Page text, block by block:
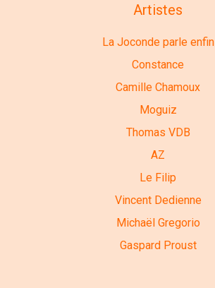
Artistes
La Joconde parle enfin
Constance
Camille Chamoux
Moguiz
Thomas VDB
AZ
Le Filip
Vincent Dedienne
Michaël Gregorio
Gaspard Proust